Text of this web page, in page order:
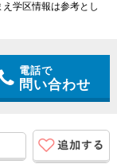
学区情報は参考とし
電話で
問い合わせ